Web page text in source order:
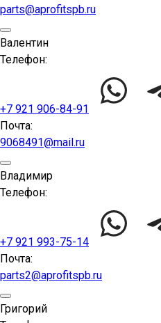
parts@aprofitspb.ru
Валентин
Телефон:
+7 921 906-84-91
Почта:
9068491@mail.ru
Владимир
Телефон:
+7 921 993-75-14
Почта:
parts2@aprofitspb.ru
Григорий